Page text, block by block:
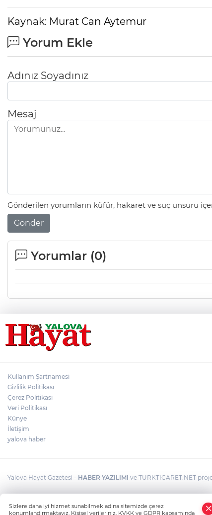
Kaynak: Murat Can Aytemur
Yorum Ekle
Adınız Soyadınız
Mesaj
Gönderilen yorumların küfür, hakaret ve suç unsuru
Gönder
Yorumlar (0)
Kullanım Şartnamesi
Gizlilik Politikası
Çerez Politikası
Veri Politikası
Künye
İletişim
yalova haber
Yalova Hayat Gazetesi - HABER YAZILIMI ve TURKTICARET.NET
Sizlere daha iyi hizmet sunabilmek adına sitemizde çerez
konumlandırmaktayız. Kişisel verileriniz, KVKK ve GDPR kapsamında